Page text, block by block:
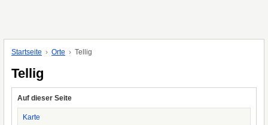
Startseite Orte Tellig
Tellig
Auf dieser Seite
Karte